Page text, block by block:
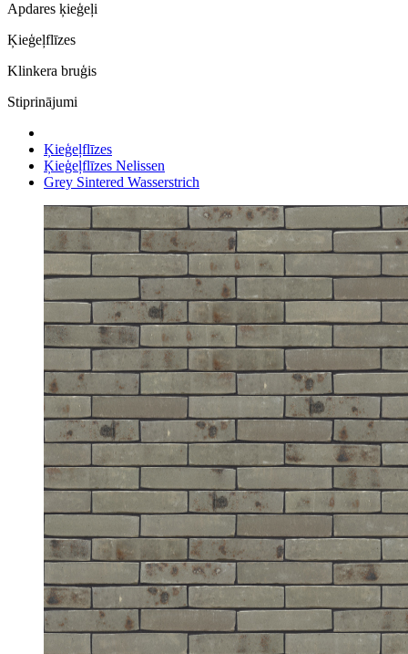
Apdares ķieģeļi
Ķieģeļflīzes
Klinkera bruģis
Stiprinājumi
Ķieģeļflīzes
Ķieģeļflīzes Nelissen
Grey Sintered Wasserstrich